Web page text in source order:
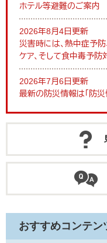
ホテル等避難のご案内
2026年8月4日更新
災害時には、熱中症予防
ケア、そして食中毒予防
2026年7月6日更新
最新の防災情報は「防
おすすめコンテン